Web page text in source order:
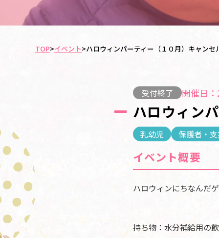
TOP>イベント>ハロウィンパーティー（１０月）キャンセ
受付終了 開催日
ハロウィン
乳幼児 保護者・
イベント概要
ハロウィンにちなんだ
持ち物：水分補給用の